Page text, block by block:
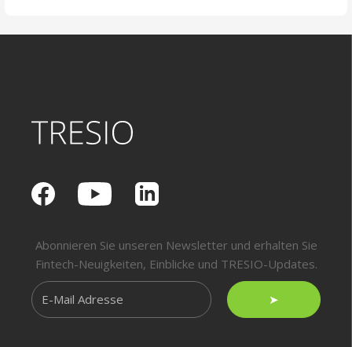
Abonnieren Sie unseren Newsletter und erhalten Sie
Fintech-Neuigkeiten, Einblicke und TRESIO-Updates.
➤